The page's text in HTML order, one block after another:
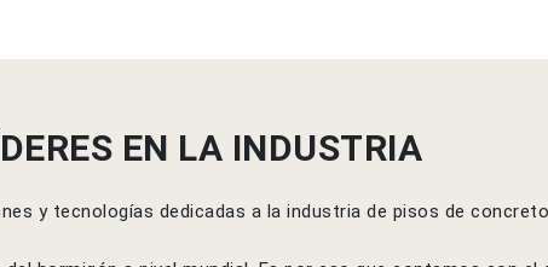
EN LA INDUSTRIA
y tecnologías dedicadas a la industria de pisos de